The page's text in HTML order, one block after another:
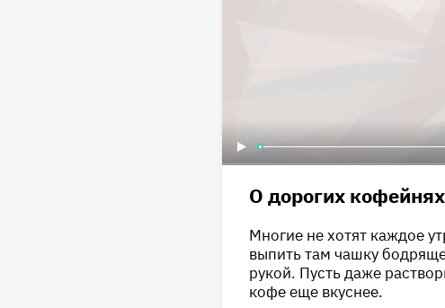
О дорогих
Многие не хотят каждое
выпить там чашку
рукой. Пусть даже
кофе еще вкуснее.